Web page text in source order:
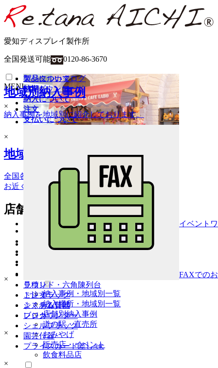
愛知ディスプレイ製作所
全国発送可能 0120-86-3670
MENU
HOME
商品一覧
壁面陳列棚
トレイラック
レジカンター
シェルフラック
園芸什器
納入事例・地域別一覧
納入場所・地域別一覧
店舗別納入事例
道の駅・直売所
おみやげ
販売店・イベント
飲食料品店
イベントワ
イベントワゴン
（車輪無し）
ラウンド・六角陳列台
トレイラック
システム什器
レジカウンター
シェルフラック
園芸什器
プライスカード差し/etc
×
地域別納入事例
納入事例を地域別に紹介しております。
地域別納入場所一覧
全国各地の納入場所をご紹介します。
お近くの店舗で現物をご覧ください。
店舗種類別納入事例
おみやげ店
飲食料品店
×
製品について
納期
納入について
注文
支払いについて
×
製品について
納期
納入について
注文
支払いについて
FAXでのお
見積り
ご注文
よくある質問
ブログ
×
デジタルカタログ
PDFダウンロード
×